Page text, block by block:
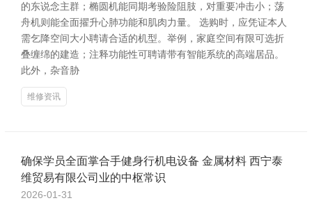
的东说念主群；椭圆机能同期考验险阻肢，对重要冲击小；荡
舟机则能全面擢升心肺功能和肌肉力量。 选购时，应凭证本人
需乞降空间大小聘请合适的机型。举例，家庭空间有限可选折
叠缠绵的建造；注释功能性可聘请带有智能系统的高端居品。
此外，杂音胁
维修资讯
确保学员全面掌合手健身行机电设备 金属材料 西宁泰
维贸易有限公司业的中枢常识
2026-01-31